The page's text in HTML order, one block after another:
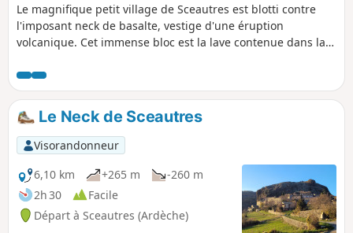
Le magnifique petit village de Sceautres est blotti contre
l'imposant neck de basalte, vestige d'une éruption
volcanique. Cet immense bloc est la lave contenue dans la
Le Neck de Sceautres
Visorandonneur
6,10 km
+265 m
-260 m
2h 30
Facile
Départ à Sceautres (Ardèche)